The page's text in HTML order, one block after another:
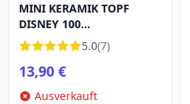
MINI KERAMIK TOPF
DISNEY 100
ASCHENPUTTEL MAGIE
BEGINNT
5.0(7)
13,90 €
Ausverkauft